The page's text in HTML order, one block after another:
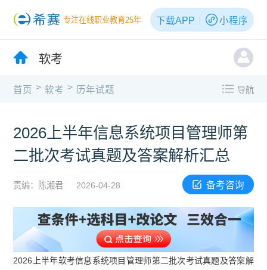
专注在线职业教育25年 下载APP 小程序
软考
首页 > 软考 > 历年试题 导航
2026上半年信息系统项目管理师第
二批次考试真题及答案解析汇总
责编：陈湘君 2026-04-28 备考咨询
2026上半年软考信息系统项目管理师第二批次考试真题及答案解